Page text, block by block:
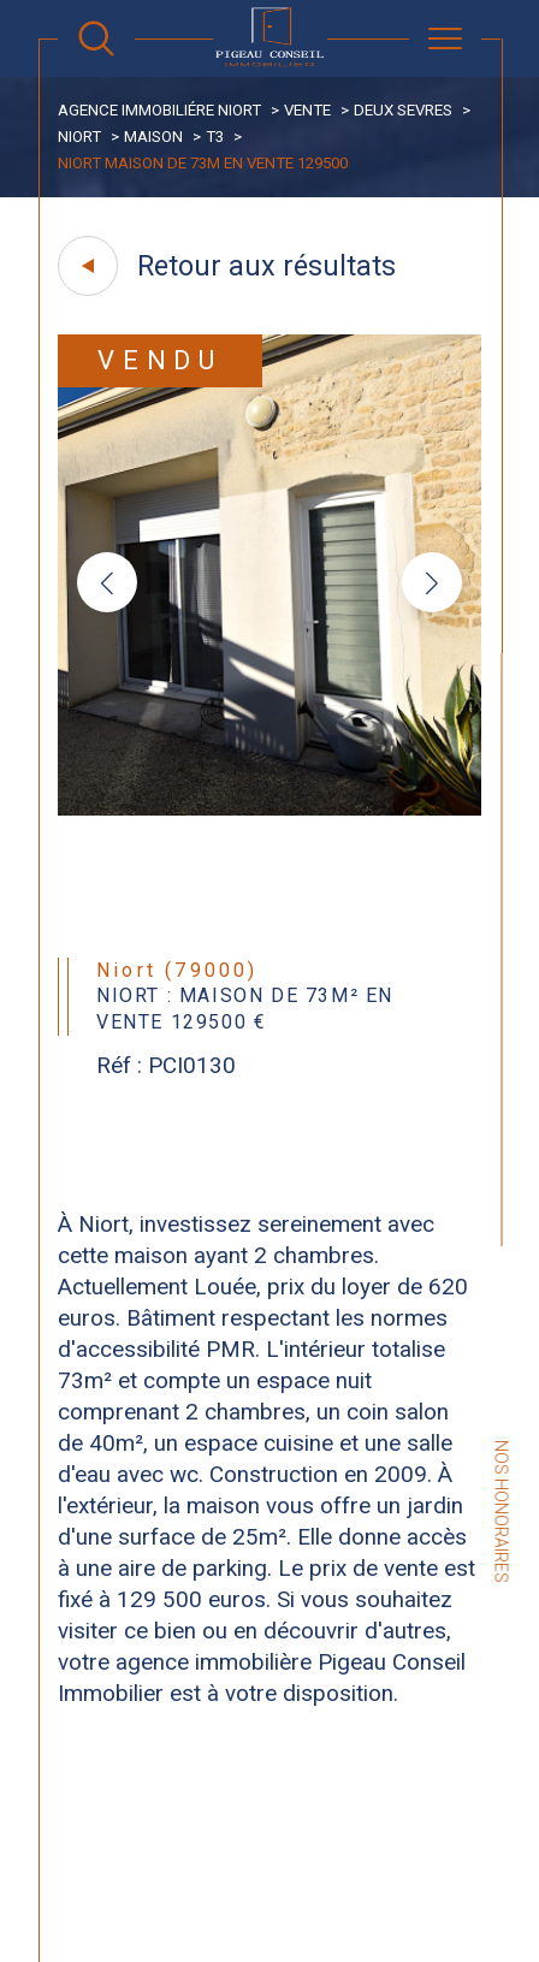
NOS HONORAIRES
AGENCE IMMOBILIÉRE NIORT VENTE
DEUX SEVRES
NIORT
MAISON
T3
NIORT MAISON DE 73M EN VENTE 129500
Retour aux résultats
VENDU
Niort (79000)
NIORT : MAISON DE 73M² EN
VENTE 129500 €
Réf : PCI0130
À Niort, investissez sereinement avec
cette maison ayant 2 chambres.
Actuellement Louée, prix du loyer de 620
euros. Bâtiment respectant les normes
d'accessibilité PMR. L'intérieur totalise
73m² et compte un espace nuit
comprenant 2 chambres, un coin salon
de 40m², un espace cuisine et une salle
d'eau avec wc. Construction en 2009. À
l'extérieur, la maison vous offre un jardin
d'une surface de 25m². Elle donne accès
à une aire de parking. Le prix de vente est
fixé à 129 500 euros. Si vous souhaitez
visiter ce bien ou en découvrir d'autres,
votre agence immobilière Pigeau Conseil
Immobilier est à votre disposition.